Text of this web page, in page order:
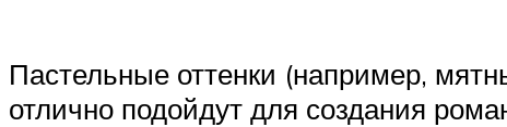
Пастельные оттенки (например,
отлично подойдут для создания